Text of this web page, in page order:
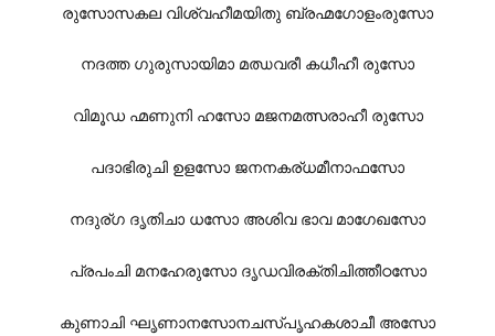
രുസോസകല വിശ്വഹീമയിതു ബ്രഹ്മഗോളംരുസോ
നദത്ത ഗുരുസായിമാ മഝവരീ കധീഹീ രുസോ
വിമൂഡ ഹ്മണുനി ഹസോ മജനമത്സരാഹീ രുസോ
പദാഭിരുചി ഉളസോ ജനനകര്ധമീനാഫസോ
നദുര്ഗ ദൃതിചാ ധസോ അശിവ ഭാവ മാഗേഖസോ
പ്രപംചി മനഹേരുസോ ദൃഡവിരക്തിചിത്തീഠസോ
കുണാചി ഘൃണാനസോനചസ്പൃഹകശാചീ അസോ